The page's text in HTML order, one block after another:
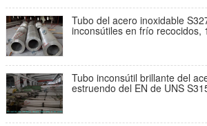
Tubo del acero inoxidable
inconsútiles en frío recocidos,
Tubo inconsútil brillante del
estruendo del EN de UNS